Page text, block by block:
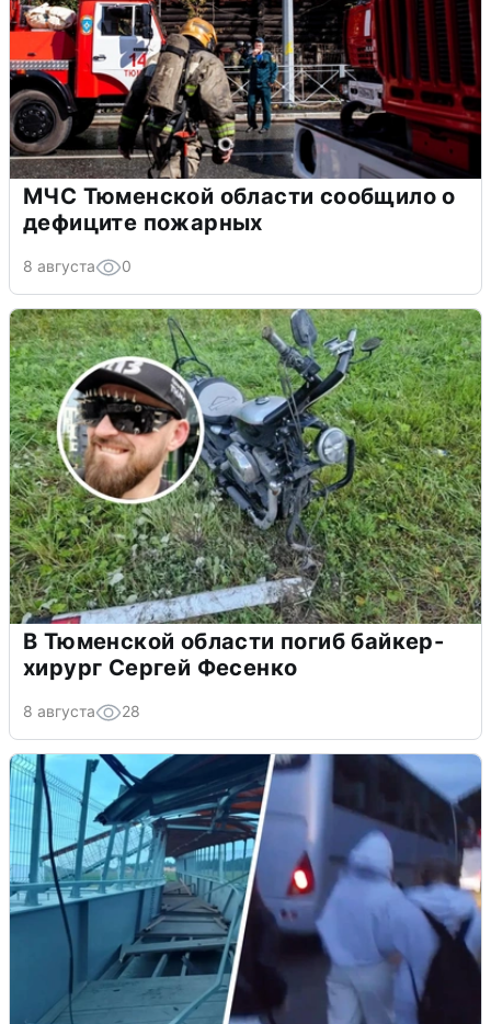
МЧС Тюменской области сообщило о
дефиците пожарных
8 августа 0
В Тюменской области погиб байкер-
хирург Сергей Фесенко
8 августа 28